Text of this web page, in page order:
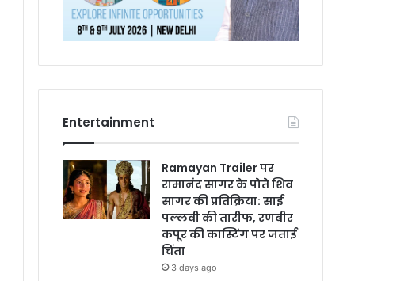
Entertainment
Ramayan Trailer पर
रामानंद सागर के पोते शिव
सागर की प्रतिक्रिया: साई
पल्लवी की तारीफ, रणबीर
कपूर की कास्टिंग पर जताई
चिंता
3 days ago